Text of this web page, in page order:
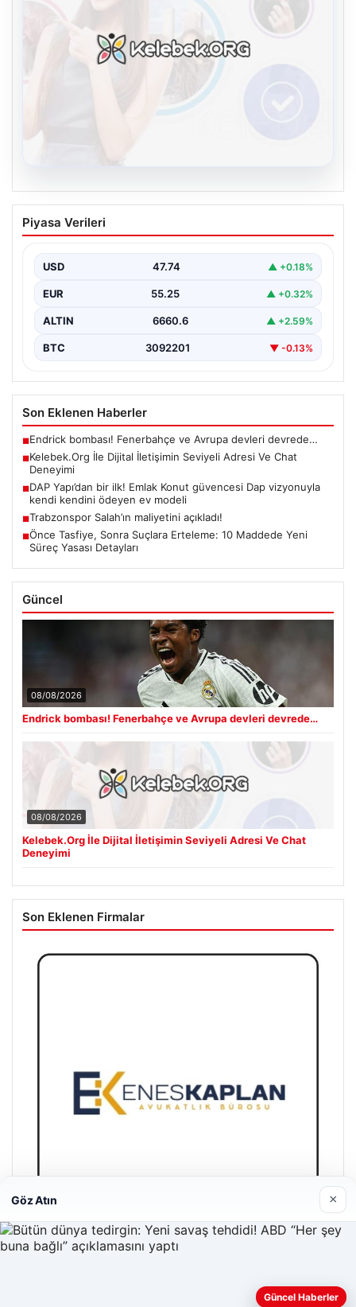
08.08.2026
Kelebek.Org İle Dijital İletişimin Seviyeli
Adresi Ve Chat Deneyimi
iletişim oluşturması ciddi bir değer barındırmaktadır.
Halen birçok…
Piyasa Verileri
USD 47.74 ▲ +0.18%
EUR 55.25 ▲ +0.32%
ALTIN 6660.6 ▲ +2.59%
BTC 3092201 ▼ -0.13%
Son Eklenen Haberler
■Endrick bombası! Fenerbahçe ve Avrupa devleri devrede…
■Kelebek.Org İle Dijital İletişimin Seviyeli Adresi Ve Chat
Deneyimi
■DAP Yapı’dan bir ilk! Emlak Konut güvencesi Dap vizyonuyla
kendi kendini ödeyen ev modeli
■Trabzonspor Salah’ın maliyetini açıkladı!
■Önce Tasfiye, Sonra Suçlara Erteleme: 10 Maddede Yeni
Süreç Yasası Detayları
Güncel
08/08/2026
Endrick bombası! Fenerbahçe ve Avrupa devleri devrede…
08/08/2026
Kelebek.Org İle Dijital İletişimin Seviyeli Adresi Ve Chat
Deneyimi
Son Eklenen Firmalar
Göz Atın ×
Güncel Haberler